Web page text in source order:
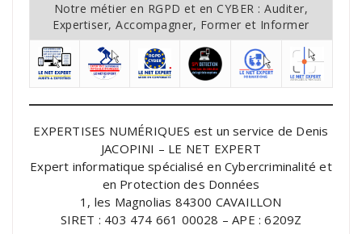
Notre métier en RGPD et en CYBER : Auditer,
Expertiser, Accompagner, Former et Informer
EXPERTISES NUMÉRIQUES est un service de Denis
JACOPINI – LE NET EXPERT
Expert informatique spécialisé en Cybercriminalité et
en Protection des Données
1, les Magnolias 84300 CAVAILLON
SIRET : 403 474 661 00028 – APE : 6209Z